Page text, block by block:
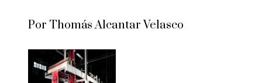
Por Thomás Alcantar Velasco